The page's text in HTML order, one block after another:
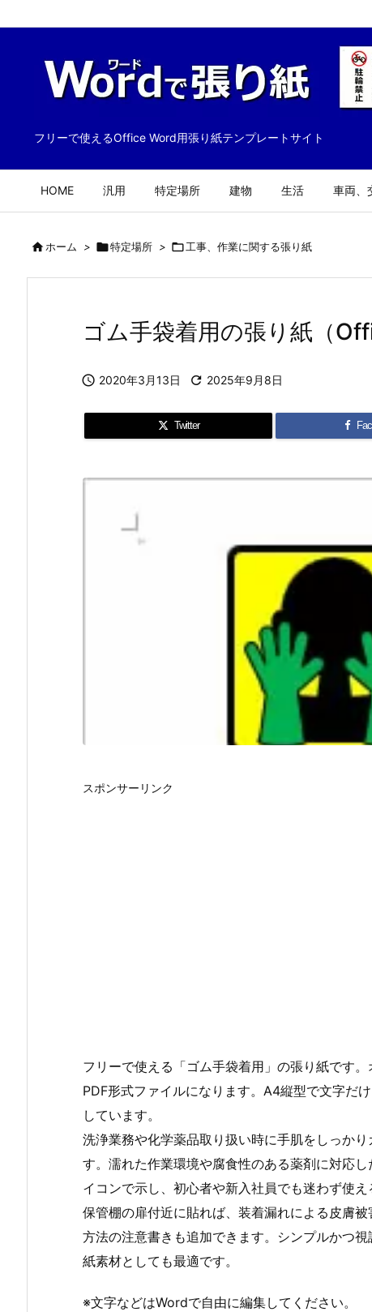
フリーで使えるOffice Word用張り紙テンプレートサイト
HOME 汎用 特定場所 建物 生活 車両、
ホーム > 特定場所 > 工事、作業に関する張り紙
ゴム手袋着用の張り紙（
 2020年3月13日  2025年9月8日
Twitter
スポンサーリンク
フリーで使える「ゴム手袋着用」の張り紙です
PDF形式ファイルになります。A4縦型で文字だ
しています。
洗浄業務や化学薬品取り扱い時に手肌をしっか
す。濡れた作業環境や腐食性のある薬剤に対応
イコンで示し、初心者や新入社員でも迷わず使
保管棚の扉付近に貼れば、装着漏れによる皮膚
方法の注意書きも追加できます。シンプルかつ
紙素材としても最適です。
※文字などはWordで自由に編集してください。